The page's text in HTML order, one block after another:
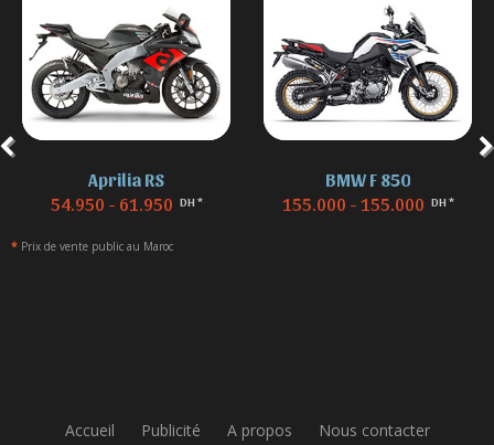
Aprilia RS
54.950 - 61.950 DH *
BMW F 850
155.000 - 155.000 DH *
* Prix de vente public au Maroc
Accueil Publicité A propos Nous contacter